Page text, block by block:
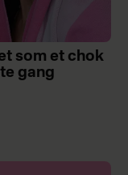
som et chok
gang